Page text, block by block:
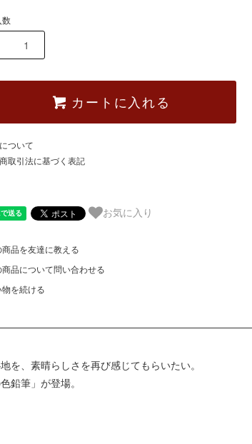
数
カートに入れる
ついて
取引法に基づく表記
お気に入り
商品を友達に教える
商品について問い合わせる
物を続ける
を、素晴らしさを再び感じてもらいたい。
鉛筆」が登場。